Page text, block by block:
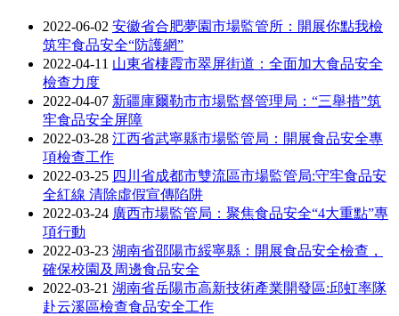
2022-06-02 安徽省合肥夢園市場監管所：開展你點我檢
筑牢食品安全“防護網”
2022-04-11 山東省棲霞市翠屏街道：全面加大食品安全
檢查力度
2022-04-07 新疆庫爾勒市市場監督管理局：“三舉措”筑
牢食品安全屏障
2022-03-28 江西省武寧縣市場監管局：開展食品安全專
項檢查工作
2022-03-25 四川省成都市雙流區市場監管局:守牢食品安
全紅線 清除虛假宣傳陷阱
2022-03-24 廣西市場監管局：聚焦食品安全“4大重點”專
項行動
2022-03-23 湖南省邵陽市綏寧縣：開展食品安全檢查，
確保校園及周邊食品安全
2022-03-21 湖南省岳陽市高新技術產業開發區:邱虹率隊
赴云溪區檢查食品安全工作